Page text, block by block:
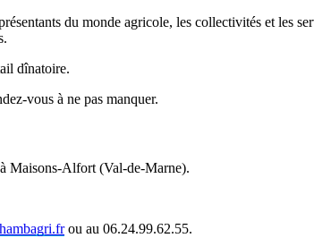
du monde agricole, les collectivités et les
dînatoire.
vous à ne pas manquer.
Maisons-Alfort (Val-de-Marne).
ou au 06.24.99.62.55.